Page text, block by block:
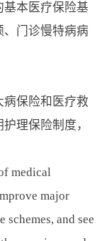
本医疗保险基
门诊慢特病病
保险和医疗救
理保险制度，
medical
major
schemes, and see